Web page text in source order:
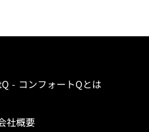
- コンフォートQとは
社概要